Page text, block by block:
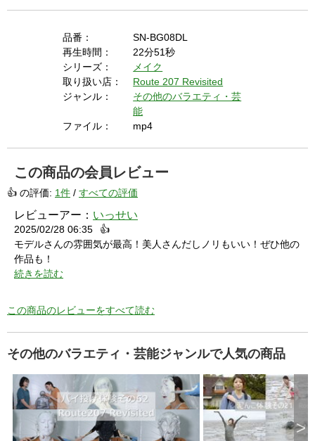
y
V
e
品番：
SN-BG08DL
再生時間：
22分51秒
シリーズ：
メイク
取り扱い店：
Route 207 Revisited
ジャンル：
その他のバラエティ・芸
能
ファイル：
mp4
この商品の会員レビュー
👍 の評価: 1件 / すべての評価
レビューアー： いっせい
2025/02/28 06:35
👍
モデルさんの雰囲気が最高！美人さんだしノリもいい！ぜひ他の
作品も！
続きを読む
この商品のレビューをすべて読む
その他のバラエティ・芸能ジャンルで人気の商品
>